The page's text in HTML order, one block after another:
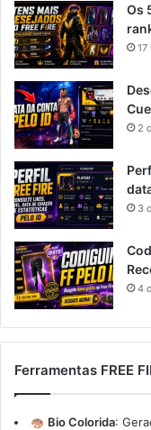
Os
17
2
3
4
Ferramentas FREE
Bio Colorida: